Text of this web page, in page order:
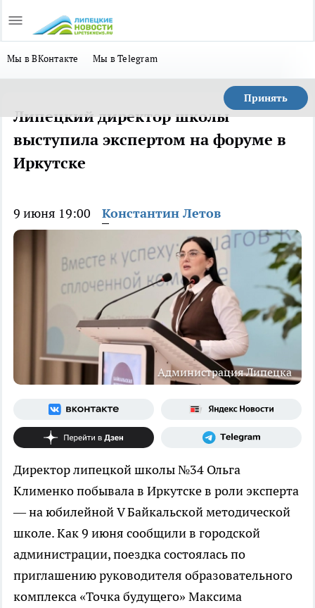
Мы в ВКонтакте Мы в Telegram
Принять
Липецкий директор школы
выступила экспертом на форуме в
Иркутске
9 июня 19:00 Константин Летов
Администрация Липецка
Директор липецкой школы №34 Ольга
Клименко побывала в Иркутске в роли эксперта
— на юбилейной V Байкальской методической
школе. Как 9 июня сообщили в городской
администрации, поездка состоялась по
приглашению руководителя образовательного
комплекса «Точка будущего» Максима